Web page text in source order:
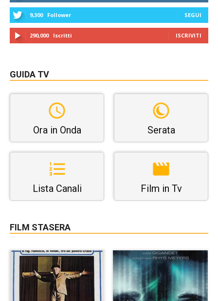
9,300 Follower SEGUI
290,000 Iscritti ISCRIVITI
GUIDA TV
Ora in Onda Serata
Lista Canali Film in Tv
FILM STASERA